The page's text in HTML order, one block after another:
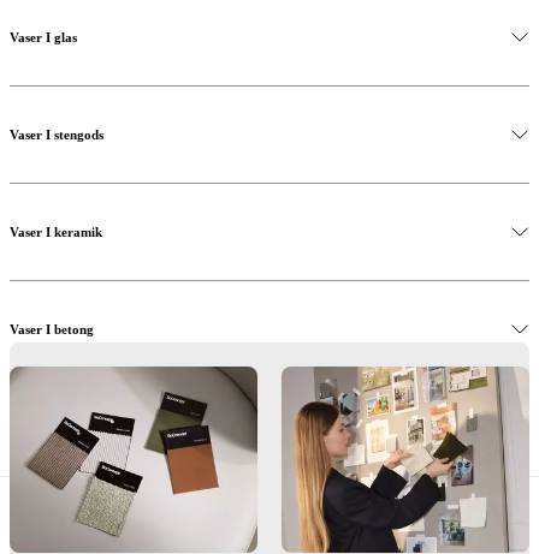
Vaser I glas
Vaser I stengods
Vaser I keramik
Vaser I betong
Vaser I metall